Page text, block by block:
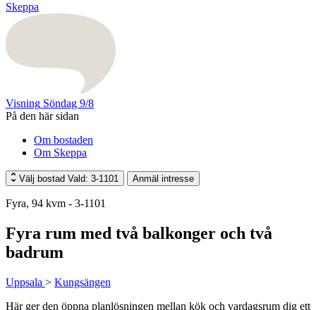
Skeppa
Visning Söndag 9/8
På den här sidan
Om bostaden
Om Skeppa
Välj bostad Vald: 3-1101 Anmäl intresse
Fyra, 94 kvm - 3-1101
Fyra rum med två balkonger och två
badrum
Uppsala > Kungsängen
Här ger den öppna planlösningen mellan kök och vardagsrum dig ett